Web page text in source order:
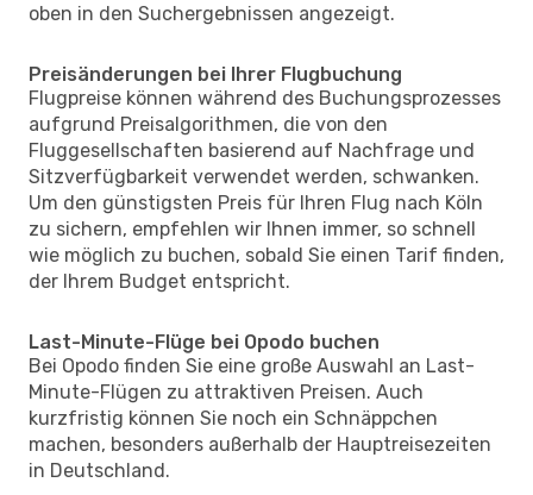
oben in den Suchergebnissen angezeigt.
Preisänderungen bei Ihrer Flugbuchung
Flugpreise können während des Buchungsprozesses
aufgrund Preisalgorithmen, die von den
Fluggesellschaften basierend auf Nachfrage und
Sitzverfügbarkeit verwendet werden, schwanken.
Um den günstigsten Preis für Ihren Flug nach Köln
zu sichern, empfehlen wir Ihnen immer, so schnell
wie möglich zu buchen, sobald Sie einen Tarif finden,
der Ihrem Budget entspricht.
Last-Minute-Flüge bei Opodo buchen
Bei Opodo finden Sie eine große Auswahl an Last-
Minute-Flügen zu attraktiven Preisen. Auch
kurzfristig können Sie noch ein Schnäppchen
machen, besonders außerhalb der Hauptreisezeiten
in Deutschland.